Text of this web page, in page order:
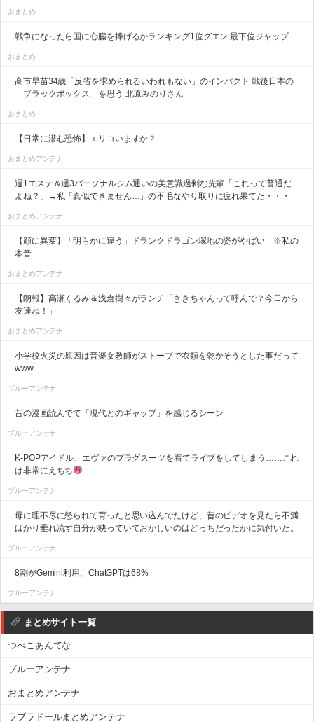
おまとめ
戦争になったら国に心臓を捧げるかランキング1位グエン 最下位ジャップ
おまとめ
高市早苗34歳「反省を求められるいわれもない」のインパクト 戦後日本の
「ブラックボックス」を思う 北原みのりさん
おまとめ
【日常に潜む恐怖】エリコいますか？
おまとめアンテナ
週1エステ＆週3パーソナルジム通いの美意識過剰な先輩「これって普通だ
よね？」→私「真似できません…」の不毛なやり取りに疲れ果てた・・・
おまとめアンテナ
【顔に異変】「明らかに違う」ドランクドラゴン塚地の姿がやばい ※私の
本音
おまとめアンテナ
【朗報】高瀬くるみ＆浅倉樹々がランチ「ききちゃんって呼んで？今日から
友達ね！」
おまとめアンテナ
小学校火災の原因は音楽女教師がストーブで衣類を乾かそうとした事だって
www
ブルーアンテナ
昔の漫画読んでて「現代とのギャップ」を感じるシーン
ブルーアンテナ
K-POPアイドル、エヴァのプラグスーツを着てライブをしてしまう……これ
は非常にえちち
ブルーアンテナ
母に理不尽に怒られて育ったと思い込んでたけど、昔のビデオを見たら不満
ばかり垂れ流す自分が映っていておかしいのはどっちだったかに気付いた。
ブルーアンテナ
8割がGemini利用、ChatGPTは68%
ブルーアンテナ
まとめサイト一覧
つべこあんてな
ブルーアンテナ
おまとめアンテナ
ラブラドールまとめアンテナ